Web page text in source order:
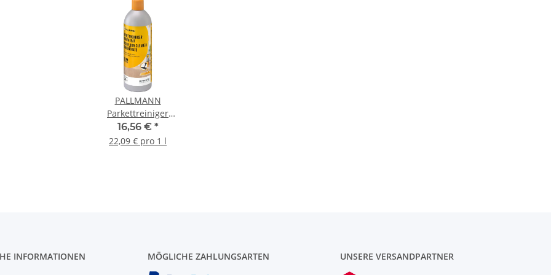
PALLMANN
Parkettreiniger
Konzentrat 750 ml
16,56 € *
22,09 € pro 1 l
INFORMATIONEN MÖGLICHE ZAHLUNGSARTEN UNSERE VERSANDPARTNER